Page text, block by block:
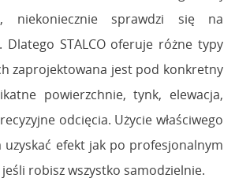
niekoniecznie sprawdzi się na
STALCO oferuje różne typy
zaprojektowana jest pod konkretny
powierzchnie, tynk, elewacja,
odcięcia. Użycie właściwego
efekt jak po profesjonalnym
robisz wszystko samodzielnie.